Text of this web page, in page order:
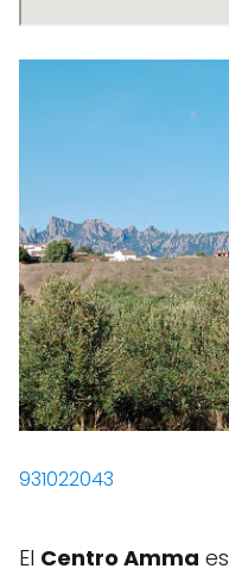
931022043
El Centro Amma